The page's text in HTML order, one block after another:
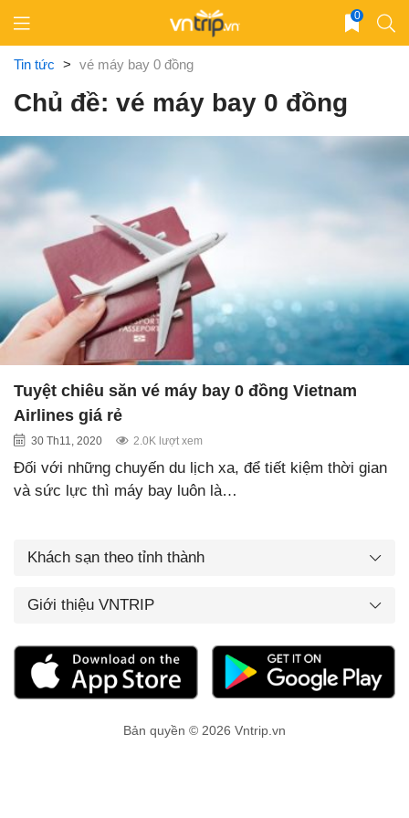
content
0
Tin tức > vé máy bay 0 đồng
Chủ đề: vé máy bay 0 đồng
Tuyệt chiêu săn vé máy bay 0 đồng Vietnam
Airlines giá rẻ
30 Th11, 2020 2.0K lượt xem
Đối với những chuyến du lịch xa, để tiết kiệm thời gian
và sức lực thì máy bay luôn là…
Khách sạn theo tỉnh thành
Giới thiệu VNTRIP
Bản quyền © 2026 Vntrip.vn